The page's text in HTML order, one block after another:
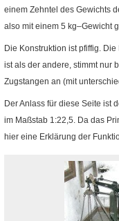
einem Zehntel des Gewichts
also mit einem 5 kg–Gewicht
Die Konstruktion ist pfiffig.
ist als der andere, stimmt nur
Zugstangen an (mit
Der Anlass für diese Seite ist
im Maßstab 1:22,5. Da das
hier eine Erklärung der